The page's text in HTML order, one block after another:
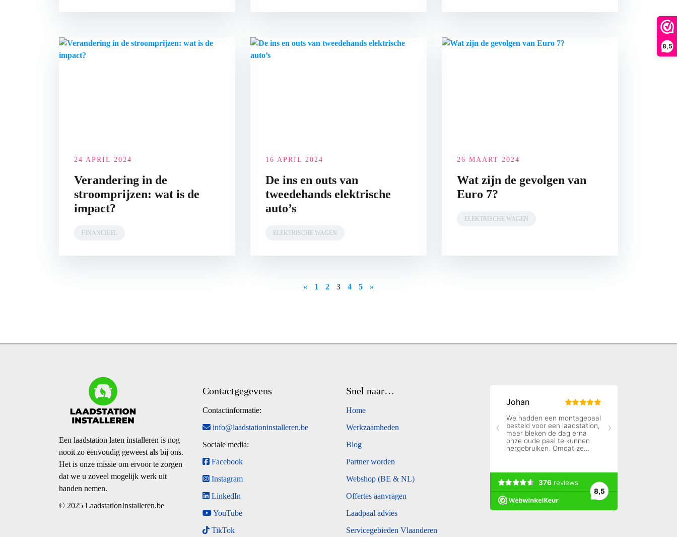
8,5
24 APRIL 2024
Verandering in de
stroomprijzen: wat is de
impact?
FINANCIEEL
16 APRIL 2024
De ins en outs van
tweedehands elektrische
auto’s
ELEKTRISCHE WAGEN
26 MAART 2024
Wat zijn de gevolgen van
Euro 7?
ELEKTRISCHE WAGEN
« 1 2 3 4 5 »
Een laadstation laten installeren is nog
nooit zo eenvoudig geweest als bij ons.
Het is onze missie om ervoor te zorgen
dat we u zoveel mogelijk werk uit
handen nemen.
© 2025 LaadstationInstalleren.be
Contactgegevens
Contactinformatie:
info@laadstationinstalleren.be
Sociale media:
Facebook
Instagram
LinkedIn
YouTube
TikTok
Snel naar…
Home
Werkzaamheden
Blog
Partner worden
Webshop (BE & NL)
Offertes aanvragen
Laadpaal advies
Servicegebieden Vlaanderen